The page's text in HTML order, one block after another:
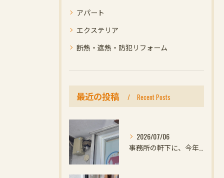
アパート
エクステリア
断熱・遮熱・防犯リフォーム
最近の投稿 Recent Posts
2026/07/06